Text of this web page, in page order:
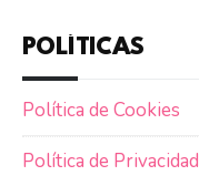
POLÍTICAS
Política de Cookies
Política de Privacidad